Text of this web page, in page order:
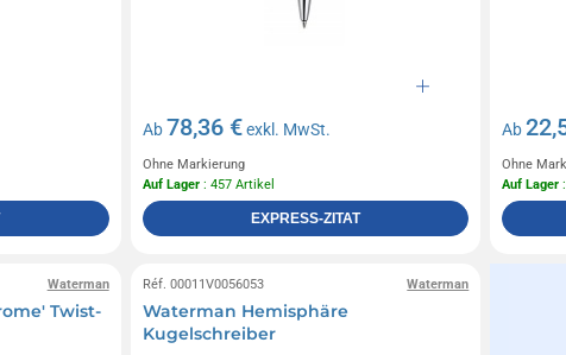
Ab78,36 €exkl. MwSt.
Ohne Markierung
Auf Lager: 457 Artikel
EXPRESS-ZITAT
Ab
Ohne
Auf Lager
Waterman
Twist-
Waterman
Réf. 00011V0056053
Waterman Hemisphäre
Kugelschreiber